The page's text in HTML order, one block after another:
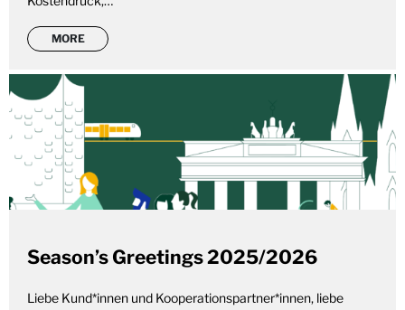
MORE
Season’s Greetings 2025/2026
Liebe Kund*innen und Kooperationspartner*innen, liebe